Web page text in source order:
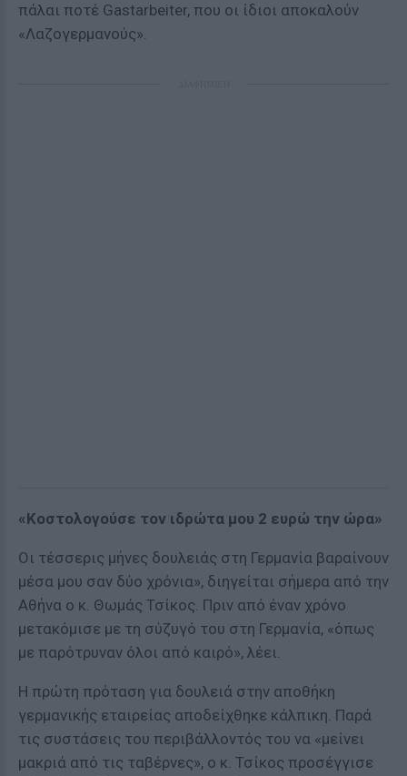
πάλαι ποτέ Gastarbeiter, που οι ίδιοι αποκαλούν
«Λαζογερμανούς».
«Κοστολογούσε τον ιδρώτα μου 2 ευρώ την ώρα»
Οι τέσσερις μήνες δουλειάς στη Γερμανία βαραίνουν
μέσα μου σαν δύο χρόνια», διηγείται σήμερα από την
Αθήνα ο κ. Θωμάς Τσίκος. Πριν από έναν χρόνο
μετακόμισε με τη σύζυγό του στη Γερμανία, «όπως
με παρότρυναν όλοι από καιρό», λέει.
Η πρώτη πρόταση για δουλειά στην αποθήκη
γερμανικής εταιρείας αποδείχθηκε κάλπικη. Παρά
τις συστάσεις του περιβάλλοντός του να «μείνει
μακριά από τις ταβέρνες», ο κ. Τσίκος προσέγγισε